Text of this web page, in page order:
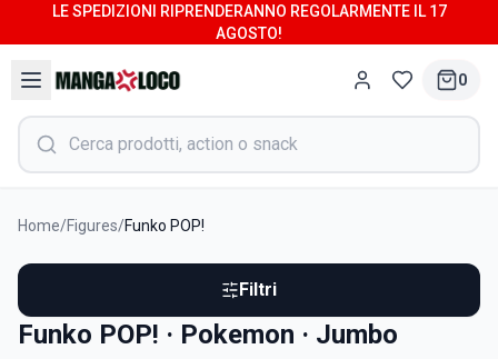
LE SPEDIZIONI RIPRENDERANNO REGOLARMENTE IL 17
AGOSTO!
0
Home/Figures/Funko POP!
Filtri
Funko POP! · Pokemon · Jumbo